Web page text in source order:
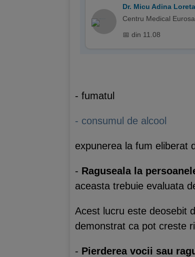
Dr. Micu Adina Loreta
Centru Medical
📅 din 11.08
- fumatul
- consumul de alcool
expunerea la fum eliberat
- Raguseala la
aceasta trebuie evaluata
Acest lucru este deosebit
demonstrat ca pot creste
- Pierderea vocii sau